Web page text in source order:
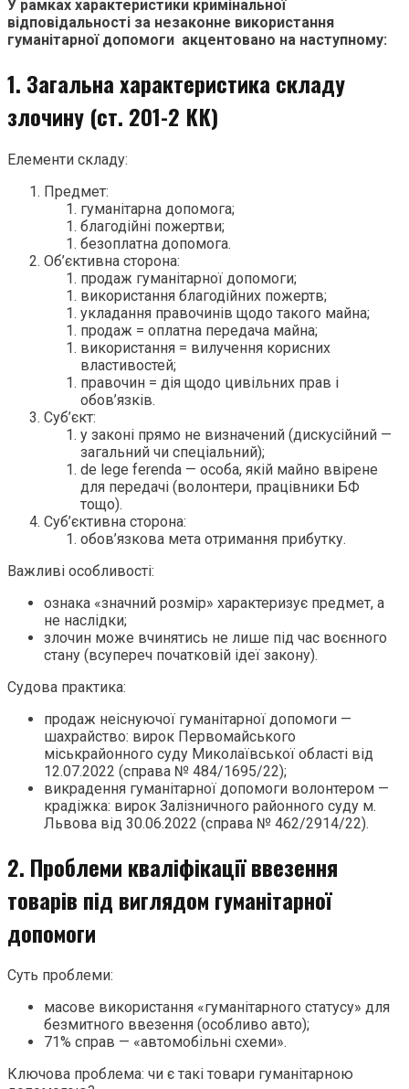
У рамках характеристики кримінальної
відповідальності за незаконне використання
гуманітарної допомоги акцентовано на наступному:
1. Загальна характеристика складу
злочину (ст. 201-2 КК)
Елементи складу:
Предмет:
гуманітарна допомога;
благодійні пожертви;
безоплатна допомога.
Об’єктивна сторона:
продаж гуманітарної допомоги;
використання благодійних пожертв;
укладання правочинів щодо такого майна;
продаж = оплатна передача майна;
використання = вилучення корисних
властивостей;
правочин = дія щодо цивільних прав і
обов’язків.
Суб’єкт:
у законі прямо не визначений (дискусійний —
загальний чи спеціальний);
de lege ferenda — особа, якій майно ввірене
для передачі (волонтери, працівники БФ
тощо).
Суб’єктивна сторона:
обов’язкова мета отримання прибутку.
Важливі особливості:
ознака «значний розмір» характеризує предмет, а
не наслідки;
злочин може вчинятись не лише під час воєнного
стану (всупереч початковій ідеї закону).
Судова практика:
продаж неіснуючої гуманітарної допомоги —
шахрайство: вирок Первомайського
міськрайонного суду Миколаївської області від
12.07.2022 (справа № 484/1695/22);
викрадення гуманітарної допомоги волонтером —
крадіжка: вирок Залізничного районного суду м.
Львова від 30.06.2022 (справа № 462/2914/22).
2. Проблеми кваліфікації ввезення
товарів під виглядом гуманітарної
допомоги
Суть проблеми:
масове використання «гуманітарного статусу» для
безмитного ввезення (особливо авто);
71% справ — «автомобільні схеми».
Ключова проблема: чи є такі товари гуманітарною